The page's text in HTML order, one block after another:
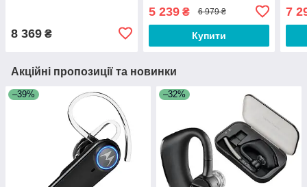
8 369 ₴
100%)
5 239₴ 6 979 ₴
Купити
7
Акційні пропозиції та новинки
–39% –32%